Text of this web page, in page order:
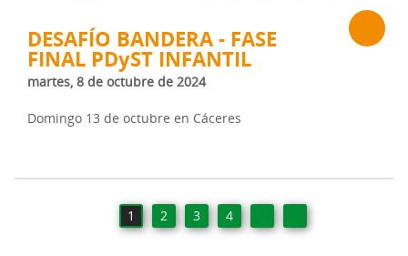
DESAFÍO BANDERA - FASE
FINAL PDyST INFANTIL
martes, 8 de octubre de 2024
Domingo 13 de octubre en Cáceres
1 2 3 4